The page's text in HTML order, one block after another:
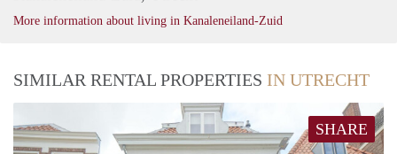
More information about living in Kanaleneiland-Zuid
SIMILAR RENTAL PROPERTIES IN UTRECHT
SHARE